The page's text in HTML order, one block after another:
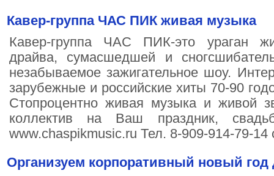
Кавер-группа ЧАС ПИК живая музыка
Кавер-группа ЧАС ПИК-это ураган
драйва, сумасшедшей и
незабываемое зажигательное шоу.
зарубежные и российские хиты 70-90
Стопроцентно живая музыка и живой
коллектив на Ваш праздник,
www.chaspikmusic.ru Тел. 8-909-914-79-
Организуем корпоративный новый